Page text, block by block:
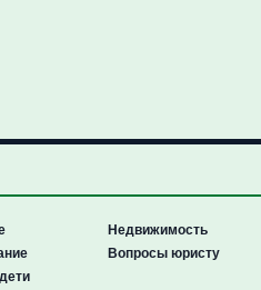
Недвижимость
Вопросы юристу